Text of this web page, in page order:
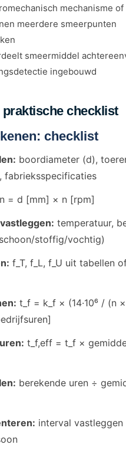
mechanisme of
meerdere smeerpunten
smeermiddel
ingebouwd
praktische checklist
checklist
boordiameter (d),
fabrieksspecificaties
= d [mm] × n [rpm]
temperatuur,
stoffig/vochtig)
f_T, f_L, f_U uit tabellen
t_f = k_f × (14·10⁶ / (n
t_f,eff = t_f ×
berekende uren ÷
interval vastleggen